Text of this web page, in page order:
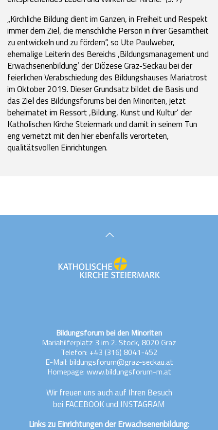
„Kirchliche Bildung dient im Ganzen, in Freiheit und Respekt
immer dem Ziel, die menschliche Person in ihrer Gesamtheit
zu entwickeln und zu fördern“, so Ute Paulweber,
ehemalige Leiterin des Bereichs ,Bildungsmanagement und
Erwachsenenbildung‘ der Diözese Graz-Seckau bei der
feierlichen Verabschiedung des Bildungshauses Mariatrost
im Oktober 2019. Dieser Grundsatz bildet die Basis und
das Ziel des Bildungsforums bei den Minoriten, jetzt
beheimatet im Ressort ,Bildung, Kunst und Kultur‘ der
Katholischen Kirche Steiermark und damit in seinem Tun
eng vernetzt mit den hier ebenfalls verorteten,
qualitätsvollen Einrichtungen.
Bildungsforum bei den Minoriten
Mariahilferplatz 3 im 2. Stock, 8020 Graz
Telefon: +43 (316) 8041-452
E-Mail: bildungsforum@graz-seckau.at
Homepage: www.bildungsforum-m.at
Wir freuen uns auch auf Ihren Besuch
bei FACEBOOKund INSTAGRAM
Links zu Einrichtungen der Erwachsenenbildung: